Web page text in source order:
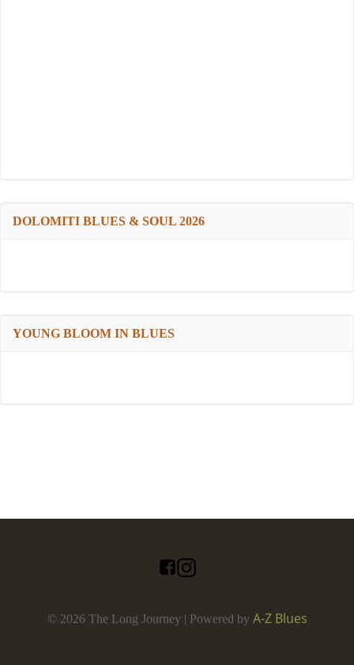
DOLOMITI BLUES & SOUL 2026
YOUNG BLOOM IN BLUES
© 2026 The Long Journey | Powered by A-Z Blues